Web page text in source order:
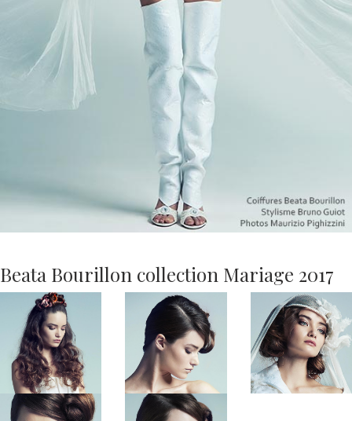
Beata Bourillon collection Mariage 2017